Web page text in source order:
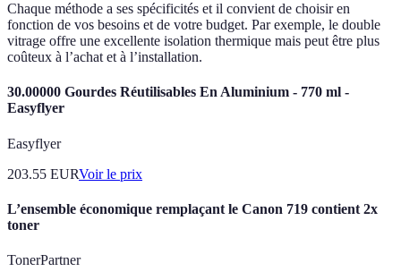
Chaque méthode a ses spécificités et il convient de choisir en
fonction de vos besoins et de votre budget. Par exemple, le double
vitrage offre une excellente isolation thermique mais peut être plus
coûteux à l’achat et à l’installation.
30.00000 Gourdes Réutilisables En Aluminium - 770 ml -
Easyflyer
Easyflyer
203.55 EURVoir le prix
L’ensemble économique remplaçant le Canon 719 contient 2x
toner
TonerPartner